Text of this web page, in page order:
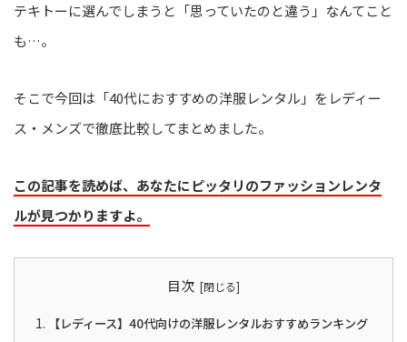
テキトーに選んでしまうと「思っていたのと違う」なんてこと
も…。
そこで今回は「40代におすすめの洋服レンタル」をレディー
ス・メンズで徹底比較してまとめました。
この記事を読めば、あなたにピッタリのファッションレンタ
ルが見つかりますよ。
目次
【レディース】40代向けの洋服レンタルおすすめランキング